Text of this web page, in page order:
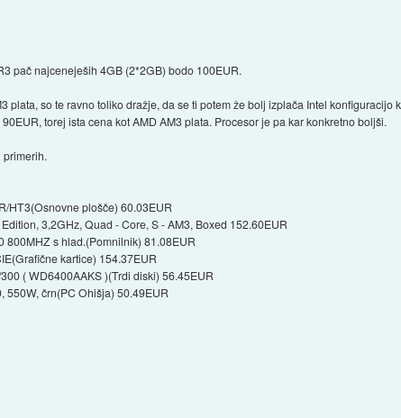
pač najceneješih 4GB (2*2GB) bodo 100EUR.
plata, so te ravno toliko dražje, da se ti potem že bolj izplača Intel konfiguracijo
torej ista cena kot AMD AM3 plata. Procesor je pa kar konkretno boljši.
HT3(Osnovne plošče) 60.03EUR
3,2GHz, Quad - Core, S - AM3, Boxed 152.60EUR
800MHZ s hlad.(Pomnilnik) 81.08EUR
kartice) 154.37EUR
( WD6400AAKS )(Trdi diski) 56.45EUR
550W, črn(PC Ohišja) 50.49EUR